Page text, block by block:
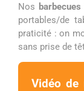
Nos
portables/de
praticité : on
sans prise de
Vidéo de